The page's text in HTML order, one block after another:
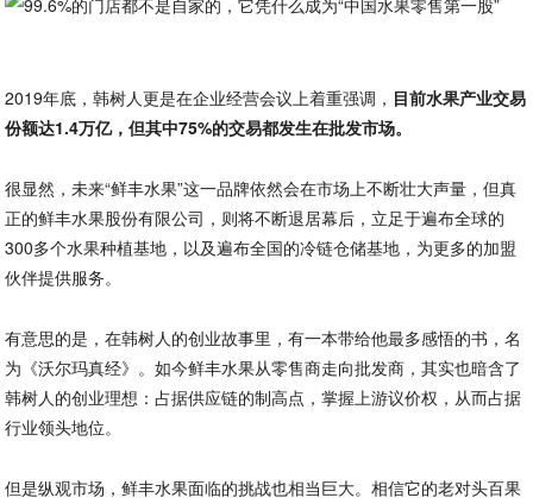
2019年底，韩树人更是在企业经营会议上着重强调， 目前水果产业交易
份额达1.4万亿，但其中75%的交易都发生在批发市场。
很显然，未来“鲜丰水果”这一品牌依然会在市场上不断壮大声量，但真
正的鲜丰水果股份有限公司，则将不断退居幕后，立足于遍布全球的
300多个水果种植基地，以及遍布全国的冷链仓储基地，为更多的加盟
伙伴提供服务。
有意思的是，在韩树人的创业故事里，有一本带给他最多感悟的书，名
为《沃尔玛真经》。如今鲜丰水果从零售商走向批发商，其实也暗含了
韩树人的创业理想：占据供应链的制高点，掌握上游议价权，从而占据
行业领头地位。
但是纵观市场，鲜丰水果面临的挑战也相当巨大。相信它的老对头百果